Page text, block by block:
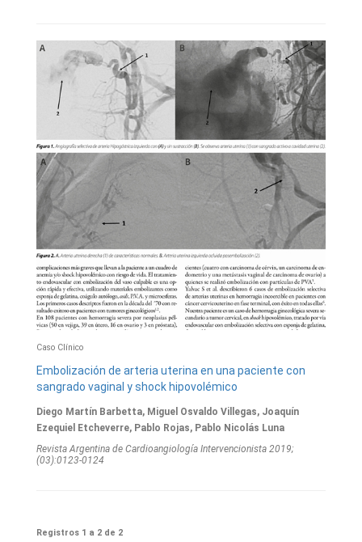
Caso Clínico
Embolización de arteria uterina en una paciente con
sangrado vaginal y shock hipovolémico
Diego Martín Barbetta, Miguel Osvaldo Villegas, Joaquín
Ezequiel Etcheverre, Pablo Rojas, Pablo Nicolás Luna
Revista Argentina de Cardioangiologí­a Intervencionista 2019;
(03):0123-0124
Registros 1 a 2 de 2